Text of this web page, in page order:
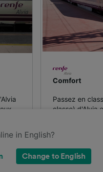
Comfort
Passez en
classe) d'Alvia
Espace
Prises
in English?
Change to English